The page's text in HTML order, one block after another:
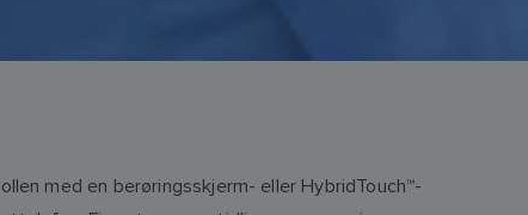
med en berøringsskjerm- eller HybridTouch™-